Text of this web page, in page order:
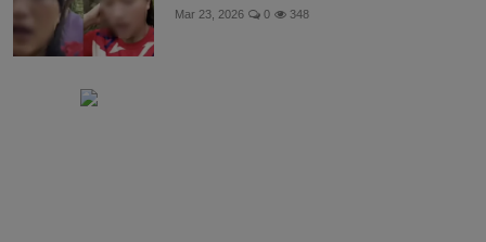
Mar 23, 2026 0 348